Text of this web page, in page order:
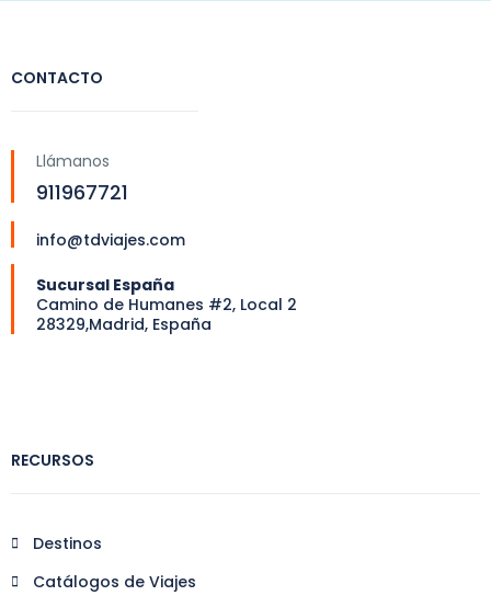
CONTACTO
Llámanos
911967721
info@tdviajes.com
Sucursal España
Camino de Humanes #2, Local 2
28329,Madrid, España
RECURSOS
Destinos
Catálogos de Viajes